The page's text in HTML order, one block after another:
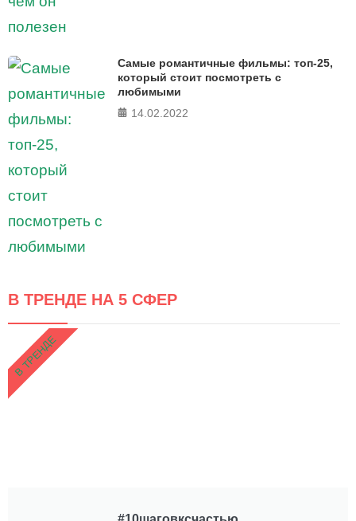
Самые романтичные фильмы: топ-25,
который стоит посмотреть с
любимыми
14.02.2022
В ТРЕНДЕ НА 5 СФЕР
В ТРЕНДЕ